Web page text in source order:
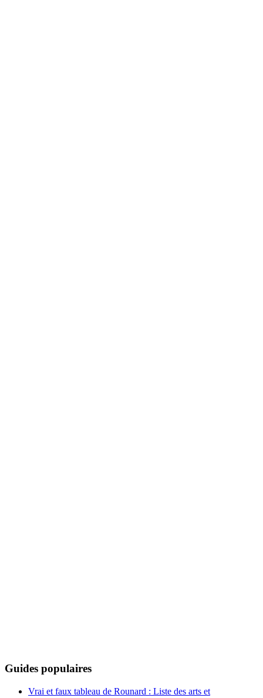
Guides populaires
Vrai et faux tableau de Rounard : Liste des arts et